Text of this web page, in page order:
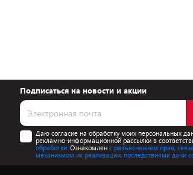
Подписаться на новости и акции
Даю согласие на обработку моих персональных
рекламно-информационной рассылки в
обработки. Ознакомлен с разъяснением прав,
механизмом их реализации, последствиями дачи